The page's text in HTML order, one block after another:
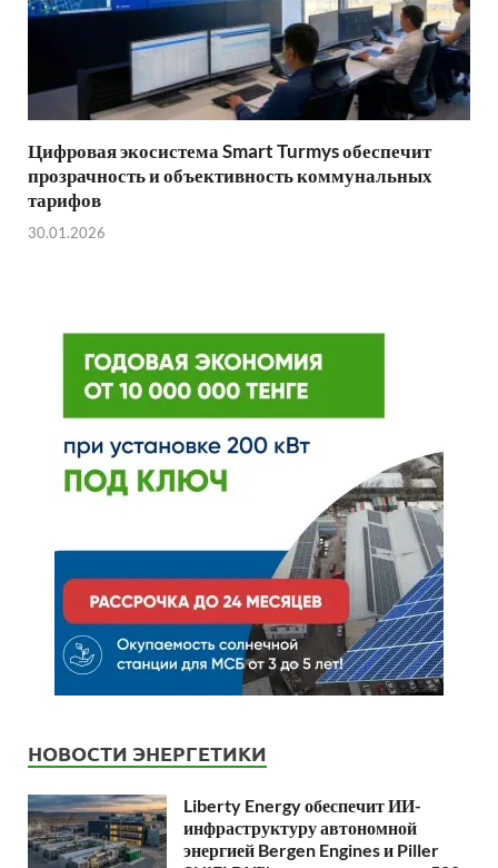
Цифровая экосистема Smart Turmys обеспечит
прозрачность и объективность коммунальных
тарифов
30.01.2026
НОВОСТИ ЭНЕРГЕТИКИ
Liberty Energy обеспечит ИИ-
инфраструктуру автономной
энергией Bergen Engines и Piller